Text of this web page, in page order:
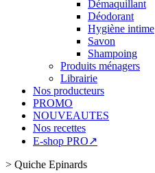
Démaquillant
Déodorant
Hygiène intime
Savon
Shampoing
Produits ménagers
Librairie
Nos producteurs
PROMO
NOUVEAUTES
Nos recettes
E-shop PRO↗
> Quiche Epinards